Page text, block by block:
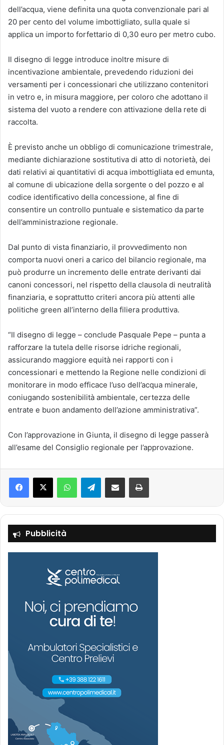
dell’acqua, viene definita una quota convenzionale pari al
20 per cento del volume imbottigliato, sulla quale si
applica un importo forfettario di 0,30 euro per metro cubo.
Il disegno di legge introduce inoltre misure di
incentivazione ambientale, prevedendo riduzioni dei
versamenti per i concessionari che utilizzano contenitori
in vetro e, in misura maggiore, per coloro che adottano il
sistema del vuoto a rendere con attivazione della rete di
raccolta.
È previsto anche un obbligo di comunicazione trimestrale,
mediante dichiarazione sostitutiva di atto di notorietà, dei
dati relativi ai quantitativi di acqua imbottigliata ed emunta,
al comune di ubicazione della sorgente o del pozzo e al
codice identificativo della concessione, al fine di
consentire un controllo puntuale e sistematico da parte
dell’amministrazione regionale.
Dal punto di vista finanziario, il provvedimento non
comporta nuovi oneri a carico del bilancio regionale, ma
può produrre un incremento delle entrate derivanti dai
canoni concessori, nel rispetto della clausola di neutralità
finanziaria, e soprattutto criteri ancora più attenti alle
politiche green all’interno della filiera produttiva.
“Il disegno di legge – conclude Pasquale Pepe – punta a
rafforzare la tutela delle risorse idriche regionali,
assicurando maggiore equità nei rapporti con i
concessionari e mettendo la Regione nelle condizioni di
monitorare in modo efficace l’uso dell’acqua minerale,
coniugando sostenibilità ambientale, certezza delle
entrate e buon andamento dell’azione amministrativa”.
Con l’approvazione in Giunta, il disegno di legge passerà
all’esame del Consiglio regionale per l’approvazione.
Telegram
Pubblicità